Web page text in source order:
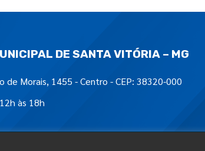
DE SANTA VITÓRIA – MG
de Morais, 1455 - Centro - CEP: 38320-000
às 18h